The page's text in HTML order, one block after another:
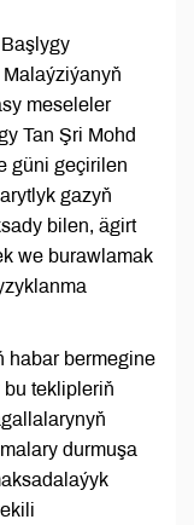
meseleler
Tan Şri Mohd
güni geçirilen
gazyň
bilen, ägirt
we burawlamak
habar bermegine
teklipleriň
durmuşa